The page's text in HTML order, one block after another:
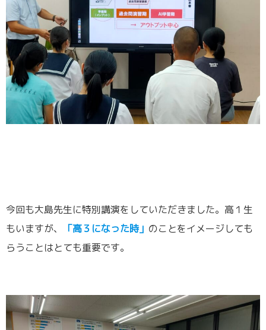
今回も大島先生に特別講演をしていただきました。高１生
もいますが、
「高３になった時」 のことをイメージしても
らうことはとても重要です。